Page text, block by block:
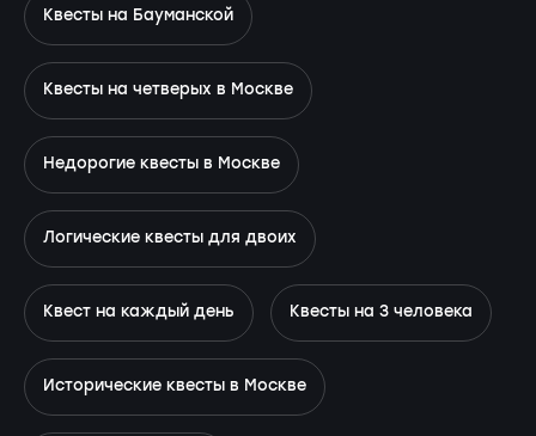
Квесты на Бауманской
Квесты на четверых в Москве
Недорогие квесты в Москве
Логические квесты для двоих
Квест на каждый день Квесты на 3 человека
Исторические квесты в Москве